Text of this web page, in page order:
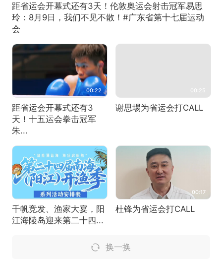
距省运会开幕式还有3天！伦敦奥运会射击冠军易思
玲：8月9日，我们不见不散！#广东省第十七届运动
会
00:22
距省运会开幕式还有3
天！十五运会拳击冠军
朱...
00:25
谢思埸为省运会打CALL
千帆竞发、渔家大宴，阳
江海陵岛迎来第二十四...
00:17
杜锋为省运会打CALL
换一换